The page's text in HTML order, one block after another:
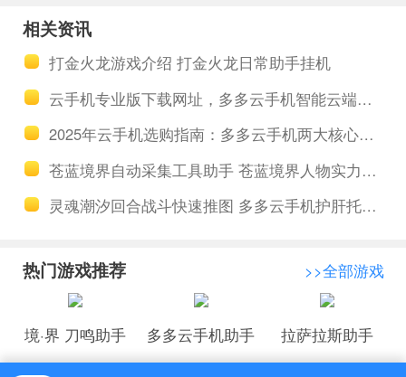
攻略
相关资讯
打金火龙游戏介绍 打金火龙日常助手挂机
云手机专业版下载网址，多多云手机智能云端仿真手机应用场景介绍
2025年云手机选购指南：多多云手机两大核心技术解析与性能评估
苍蓝境界自动采集工具助手 苍蓝境界人物实力排行榜
灵魂潮汐回合战斗快速推图 多多云手机护肝托管快速养成
热门游戏推荐 >>全部游戏
境·界 刀鸣助手 多多云手机助手 拉萨拉斯助手